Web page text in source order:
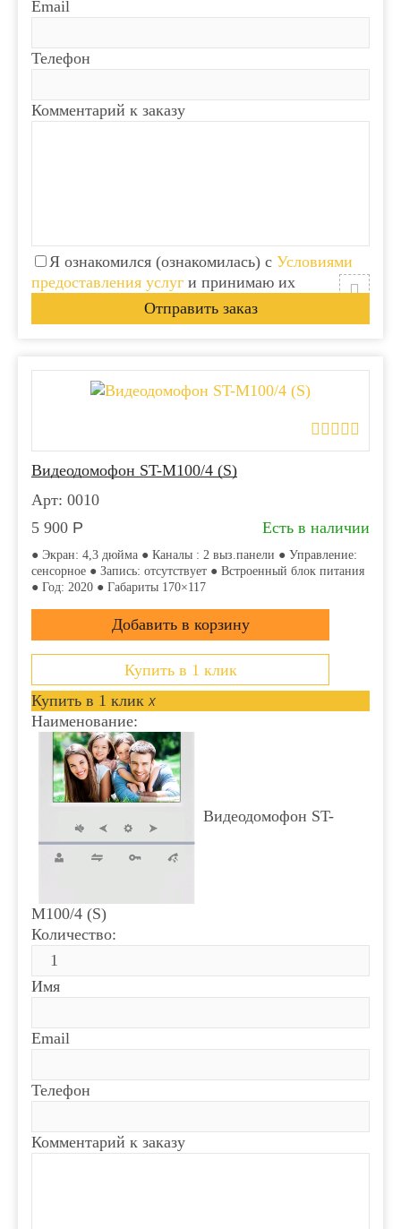
Email
Телефон
Комментарий к заказу
Я ознакомился (ознакомилась) с Условиями
предоставления услуг и принимаю их
Видеодомофон ST-M100/4 (S)
Арт: 0010
5 900 Р Есть в наличии
● Экран: 4,3 дюйма ● Каналы : 2 выз.панели ● Управление:
сенсорное ● Запись: отсутствует ● Встроенный блок питания
● Год: 2020 ● Габариты 170×117
Купить в 1 клик
Купить в 1 клик x
Наименование:
Видеодомофон ST-
M100/4 (S)
Количество:
Имя
Email
Телефон
Комментарий к заказу